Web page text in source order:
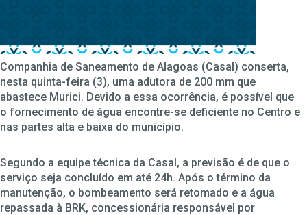
Companhia de Saneamento de Alagoas (Casal) conserta,
nesta quinta-feira (3), uma adutora de 200 mm que
abastece Murici. Devido a essa ocorrência, é possível que
o fornecimento de água encontre-se deficiente no Centro e
nas partes alta e baixa do município.
Segundo a equipe técnica da Casal, a previsão é de que o
serviço seja concluído em até 24h. Após o término da
manutenção, o bombeamento será retomado e a água
repassada à BRK, concessionária responsável por